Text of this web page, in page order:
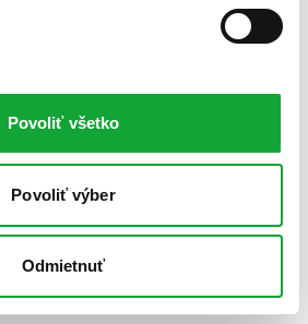
Povoliť všetko
Povoliť výber
Odmietnuť